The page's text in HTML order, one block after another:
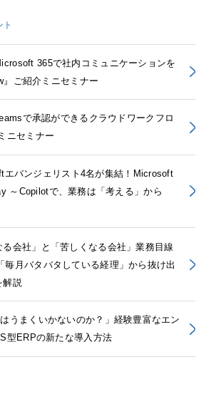
365で社内コミュニケーションを
ご紹介ミニセミナー
で承認ができるクラウドワークフロ
ニセミナー
エバンジェリスト4名が集結！Microsoft
～Copilotで、業務は「考える」から
会社」と「苦しくなる会社」業務目線
毎月バタバタしている経理」から抜け出
解説
うまくいかないのか？」経験豊富なエン
型ERPの新たな導入方法